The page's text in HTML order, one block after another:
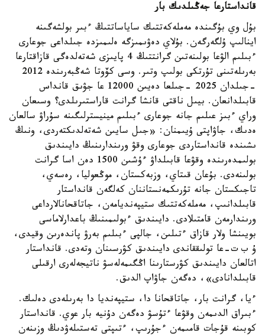
قانداستارعا جەڭىلدىك بار
بۇل وي بۇگىندە مەملەكەتتىك ساياساتتىڭ ءبىر بولشەگىنە
اينالىپ ۇلگەرگەن. بۇلاي دەۋىمىزگە ەلىمىزدە جىلداعى جوعارى
ءبىلىم الۋعا بولىنەتىن گرانتتىڭ 4 پايىزى شەتەلدەگى قازاقتارعا
بەرىلەتىنى تۇرتكى بولىپ وتىر. وسى كۆوتا شەڭبەرىندە 2012
-جىلدان 2025 -جىلعا دەيىن 12000 عا جۋىق قانداس
قابىلدانعان. بيىل ناقتى قانشا گرانت قاراستىرىلدى؟ وسىعان
وراي ءبىز عىلىم جانە جوعارى ءبىلىم مينيسترلىگىنە سۇراۋ سالعان
ەدىك، جاۋاپتى ۇيىمنان: «جىل سايىن شەتەلدىكتەردى، ونىڭ
ىشىندە قانداستاردى جوعارى وقۋ ورىندارىنىڭ دايىندىق
بولىمدەرىندە وقۋعا قابىلداۋ ءۇشىن 1500 دەن اسا گرانت
بولىنەدى. بۇعان قىتاي، وزبەكستان، موڭعوليا، رەسەي،
تاجىكستان جانە تۇرىكمەنستاننان كەلگەن قانداستار
قابىلدانىپ، مەملەكەتتىك ستيپەنديامەن، جاتاقحانالارداعى
ورىندارمەن قامتىلادى. دايىندىق ءبولىمىنىڭ باعدارلاماسى
بويىنشا ولار قازاق ءتىلىن، جالپى ءبىلىم بەرۋ پاندەرىن وقيدى،
ۇ ب ت-عا تولىققاندى دايىندىق كۋرسىنان وتەدى. قانداستار
اتالعان دايىندىق كۋرستارىنا اڭگىمەلەسۋ ناتيجەلەرى ارقىلى
قابىلدانادى»، دەگەن جاۋاپ الدىق.
ءيا، گرانت بار، جاتاقحانا دا، ستيپەنديا دا بەرىلەدى دەلىك.
ءبىراق الدىمەن وقۋعا ءتۇسۋ دەگەن دۇنيە بار عوي. قانداستار
كوبىنە قۇجات قامىمەن ءجۇرىپ، ءتىپتى تەستىلەۋدىڭ وزىنەن